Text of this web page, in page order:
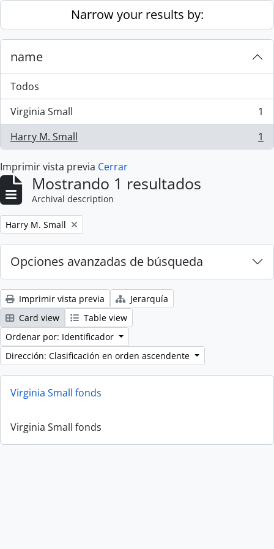
Skip to main contentNarrow your results by:
name
Todos
Virginia Small
, 1 resultados
1
Harry M. Small
, 1 resultados 1
Imprimir vista previa Cerrar
Mostrando 1 resultados
Archival description
Remove filter:
Harry M. Small
Opciones avanzadas de búsqueda
Imprimir vista previa
Jerarquía
Card view
Table view
Ordenar por: Identificador
Dirección: Clasificación en orden ascendente
Virginia Small fonds
Virginia Small fonds